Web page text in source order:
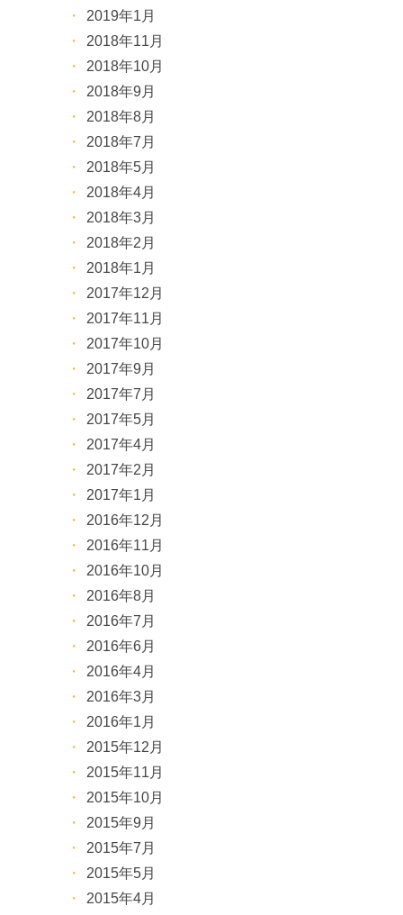
2019年1月
2018年11月
2018年10月
2018年9月
2018年8月
2018年7月
2018年5月
2018年4月
2018年3月
2018年2月
2018年1月
2017年12月
2017年11月
2017年10月
2017年9月
2017年7月
2017年5月
2017年4月
2017年2月
2017年1月
2016年12月
2016年11月
2016年10月
2016年8月
2016年7月
2016年6月
2016年4月
2016年3月
2016年1月
2015年12月
2015年11月
2015年10月
2015年9月
2015年7月
2015年5月
2015年4月